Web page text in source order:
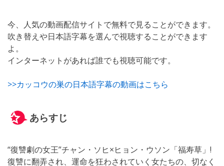
今、人気の動画配信サイトで無料で見ることができます。
吹き替えや日本語字幕を選んで視聴することができます
よ。
インターネットがあれば誰でも視聴可能です。
>>カッコウの巣の日本語字幕の動画はこちら
あらすじ
“復讐劇の女王”チャン・ソヒ×ヒョン・ウソン「福寿草」!
復讐に翻弄され、運命を狂わされていく女たちの、切なく